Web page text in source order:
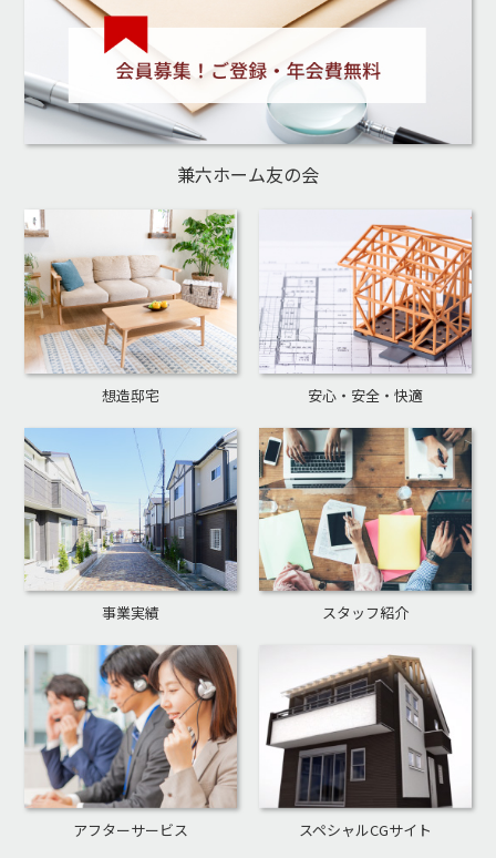
兼六ホーム友の会
想造邸宅 安心・安全・快適
事業実績 スタッフ紹介
アフターサービス スペシャルCGサイト